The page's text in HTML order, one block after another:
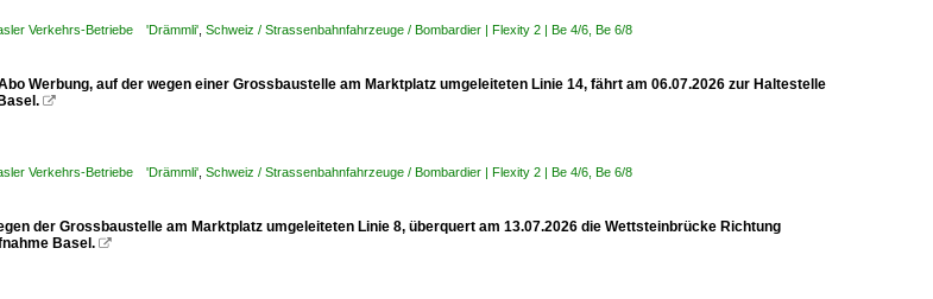
Verkehrs-Betriebe 'Drämmli' Schweiz / Strassenbahnfahrzeuge / Bombardier | Flexity 2 | Be 4/6, Be 6/8
Werbung, auf der wegen einer Grossbaustelle am Marktplatz umgeleiteten Linie 14, fährt am 06.07.2026 zur Haltestelle

Verkehrs-Betriebe 'Drämmli' Schweiz / Strassenbahnfahrzeuge / Bombardier | Flexity 2 | Be 4/6, Be 6/8
der Grossbaustelle am Marktplatz umgeleiteten Linie 8, überquert am 13.07.2026 die Wettsteinbrücke Richtung
Basel. 